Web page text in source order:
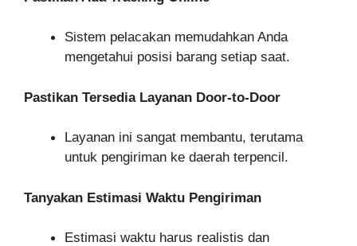
Sistem pelacakan memudahkan Anda
mengetahui posisi barang setiap saat.
Pastikan Tersedia Layanan Door-to-Door
Layanan ini sangat membantu, terutama
untuk pengiriman ke daerah terpencil.
Tanyakan Estimasi Waktu Pengiriman
Estimasi waktu harus realistis dan